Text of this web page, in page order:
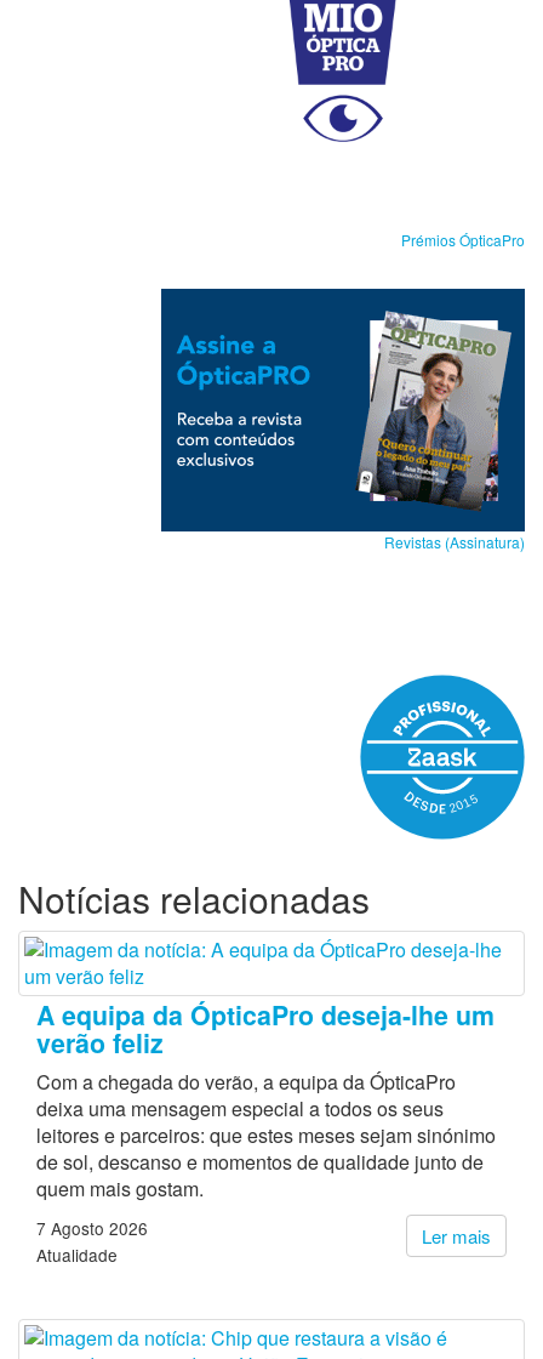
Prémios ÓpticaPro
Revistas (Assinatura)
Notícias relacionadas
A equipa da ÓpticaPro deseja-lhe um
verão feliz
Com a chegada do verão, a equipa da ÓpticaPro
deixa uma mensagem especial a todos os seus
leitores e parceiros: que estes meses sejam sinónimo
de sol, descanso e momentos de qualidade junto de
quem mais gostam.
Ler mais
7 Agosto 2026
Atualidade